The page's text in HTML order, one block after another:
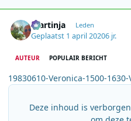
martinja Leden
Geplaatst 1 april 20206 jr.
AUTEUR POPULAIR BERICHT
19830610-Veronica-1500-
Deze inhoud is